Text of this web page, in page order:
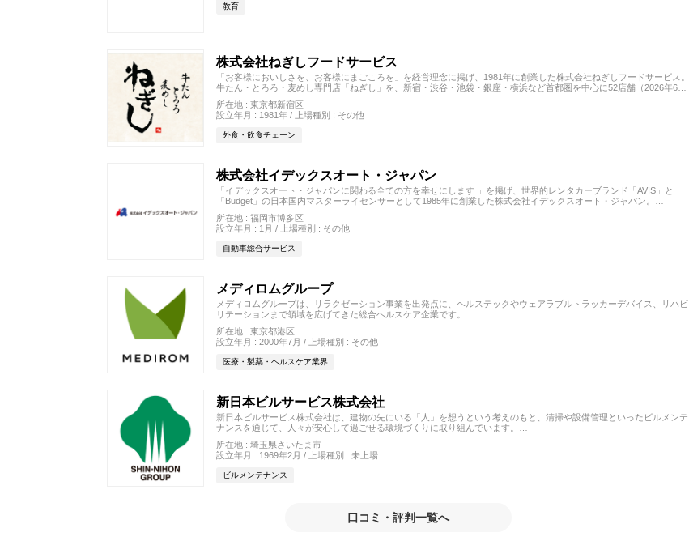
教育
株式会社ねぎしフードサービス
「お客様においしさを、お客様にまごころを」を経営理念に掲げ、1981年に創業した株式会社ねぎしフードサービス。
牛たん・とろろ・麦めし専門店「ねぎし」を、新宿・渋谷・池袋・銀座・横浜など首都圏を中心に52店舗（2026年6月
社員教育を「人財共育（＝社員を財産ととらえ、共に育つというねぎし独自の考え方）」と呼び、人の成長を重要視し
ています。
社内研修の場である「ねぎし大学」では、社長との直接の対話や社員同士のディスカッションを通じて、自ら考え、学
び合う機会を設けています。
所在地 : 東京都新宿区
設立年月 : 1981年 / 上場種別 : その他
外食・飲食チェーン
株式会社イデックスオート・ジャパン
「イデックスオート・ジャパンに関わる全ての方を幸せにします 」を掲げ、世界的レンタカーブランド「AVIS」と
「Budget」の日本国内マスターライセンサーとして1985年に創業した株式会社イデックスオート・ジャパン。
ス・保険まで手がけるカーライフ企業です。
月5,000円の借上社宅制度など充実した待遇のもと、若い世代が早くから活躍できる環境が整っています。
所在地 : 福岡市博多区
設立年月 : 1月 / 上場種別 : その他
自動車総合サービス
メディロムグループ
メディロムグループは、リラクゼーション事業を出発点に、ヘルステックやウェアラブルトラッカーデバイス、リハビ
リテーションまで領域を広げてきた総合ヘルスケア企業です。
Bracelet」の開発など、リアルとテクノロジーを融合した新しい健康支援のかたちに挑戦しています。
「愛と思いやりに溢れた社会の実現」 という理念のもと、その想いを事業を通じて体現し続けることを大切にしてい
ます。
所在地 : 東京都港区
設立年月 : 2000年7月 / 上場種別 : その他
医療・製薬・ヘルスケア業界
新日本ビルサービス株式会社
新日本ビルサービス株式会社は、建物の先にいる「人」を想うという考えのもと、清掃や設備管理といったビルメンテ
ナンスを通じて、人々が安心して過ごせる環境づくりに取り組んでいます。
な挑戦も続けています。
所在地 : 埼玉県さいたま市
設立年月 : 1969年2月 / 上場種別 : 未上場
ビルメンテナンス
口コミ・評判一覧へ